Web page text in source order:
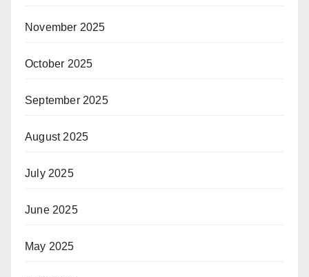
November 2025
October 2025
September 2025
August 2025
July 2025
June 2025
May 2025